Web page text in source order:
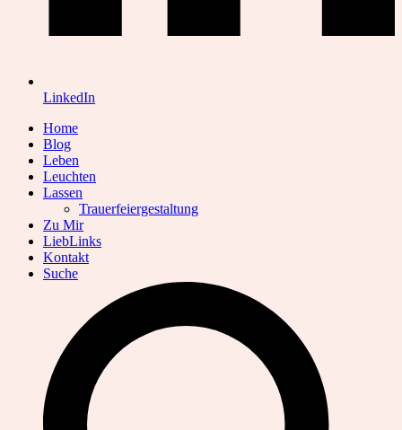
LinkedIn
Home
Blog
Leben
Leuchten
Lassen
Trauerfeiergestaltung
Zu Mir
LiebLinks
Kontakt
Suche